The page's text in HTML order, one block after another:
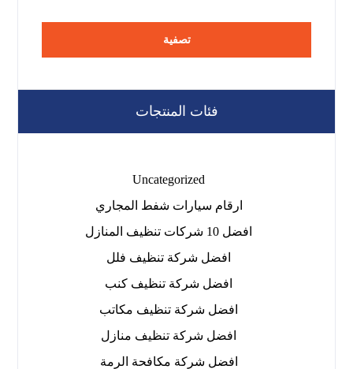
تصفية
فئات المنتجات
Uncategorized
ارقام سيارات شفط المجاري
افضل 10 شركات تنظيف المنازل
افضل شركة تنظيف فلل
افضل شركة تنظيف كنب
افضل شركة تنظيف مكاتب
افضل شركة تنظيف منازل
افضل شركة مكافحة الرمة